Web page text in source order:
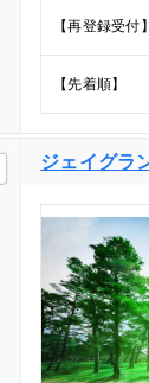
【再登録受付】
【先着順】
ジェイグラ